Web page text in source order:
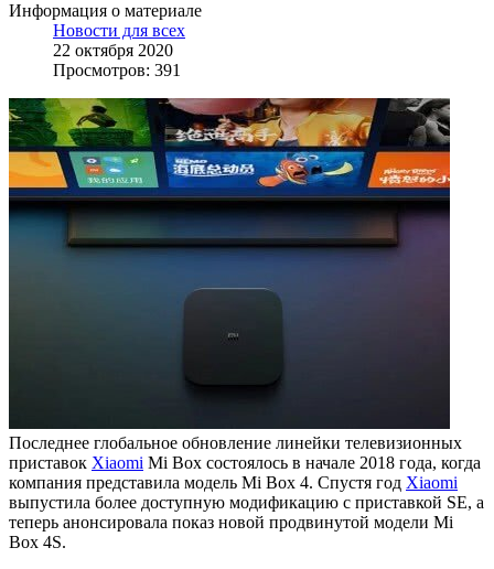
Информация о материале
Новости для всех
22 октября 2020
Просмотров: 391
Последнее глобальное обновление линейки телевизионных
приставок Xiaomi Mi Box состоялось в начале 2018 года, когда
компания представила модель Mi Box 4. Спустя год Xiaomi
выпустила более доступную модификацию с приставкой SE, а
теперь анонсировала показ новой продвинутой модели Mi
Box 4S.